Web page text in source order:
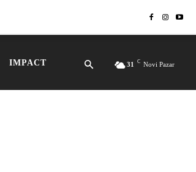
IMPACT 31 C Novi Pazar